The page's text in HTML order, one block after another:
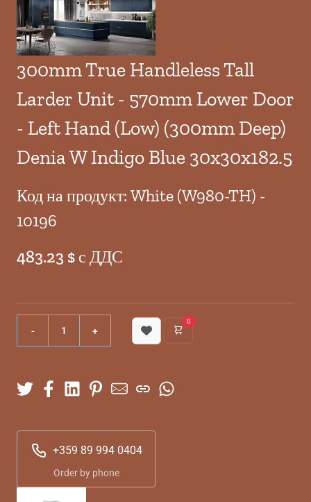
300mm True Handleless Tall
Larder Unit - 570mm Lower Door
- Left Hand (Low) (300mm Deep)
Denia W Indigo Blue 30x30x182.5
Код на продукт: White (W980-TH) -
10196
483.23 $ с ДДС
0
+359 89 994 0404
Order by phone